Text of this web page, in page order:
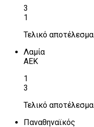
3
1
Τελικό αποτέλεσμα
Λαμία
ΑΕΚ
1
3
Τελικό αποτέλεσμα
Παναθηναϊκός